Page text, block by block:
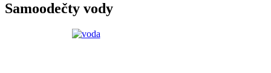
Samoodečty vody